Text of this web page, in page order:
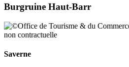
Burgruine Haut-Barr
Saverne